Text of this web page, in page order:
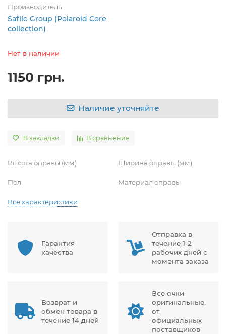
Производитель
Safilo Group (Polaroid Core
collection)
Нет в наличии
1150 грн.
Наличие уточняйте
В закладки В сравнение
Высота оправы (мм) Ширина оправы (мм)
Пол Материал оправы
Все характеристики
Гарантия
качества
Отправка в
течение 1-2
рабочих дней с
момента заказа
Возврат и
обмен товара в
течение 14 дней
Все очки
оригинальные,
от
официальных
поставщиков